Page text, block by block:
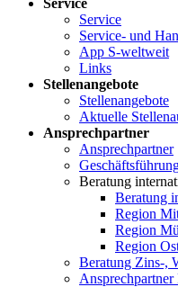
Service
Service- und
App S-weltweit
Links
Stellenangebote
Stellenangebote
Aktuelle
Ansprechpartner
Ansprechpartner
Beratung
Beratung
Region
Region
Region
Beratung Zins-,
Ansprechpartner